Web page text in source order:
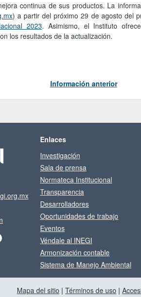
continua de sus productos. La
) a partir del próximo 29 de agosto del
2023. Asimismo, el Instituto
los resultados de la actualización.
Información anterior
Enlaces
Investigación
Sala de prensa
Normateca Institucional
Transparencia
Desarrolladores
Oportunidades de trabajo
Eventos
Véndale al INEGI
Armonización contable
Sistema de Manejo Ambiental
Mapa del sitio | Términos de uso |